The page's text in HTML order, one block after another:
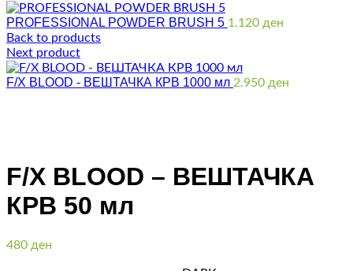
PROFESSIONAL POWDER BRUSH 5 1.120 ден
Back to products
Next product
F/X BLOOD - ВЕШТАЧКА КРВ 1000 мл 2.950 ден
F/X BLOOD – ВЕШТАЧКА
КРВ 50 мл
480 ден